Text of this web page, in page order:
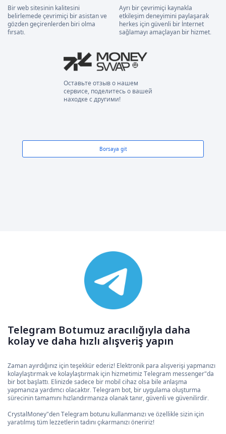
Bir web sitesinin kalitesini
belirlemede çevrimiçi bir asistan ve
gözden geçirenlerden biri olma
fırsatı.
Ayrı bir çevrimiçi kaynakla
etkileşim deneyimini paylaşarak
herkes için güvenli bir İnternet
sağlamayı amaçlayan bir hizmet.
Оставьте отзыв о нашем
сервисе, поделитесь о вашей
находке с другими!
Borsaya git
Telegram Botumuz aracılığıyla daha
kolay ve daha hızlı alışveriş yapın
Zaman ayırdığınız için teşekkür ederiz! Elektronik para alışverişi yapmanızı
kolaylaştırmak ve kolaylaştırmak için hizmetimiz Telegram messenger"da
bir bot başlattı. Elinizde sadece bir mobil cihaz olsa bile anlaşma
yapmanıza yardımcı olacaktır. Telegram bot, bir uygulama oluşturma
sürecinin tamamını hızlandırmanıza olanak tanır, güvenli ve güvenilirdir.
CrystalMoney"den Telegram botunu kullanmanızı ve özellikle sizin için
yaratılmış tüm lezzetlerin tadını çıkarmanızı öneririz!